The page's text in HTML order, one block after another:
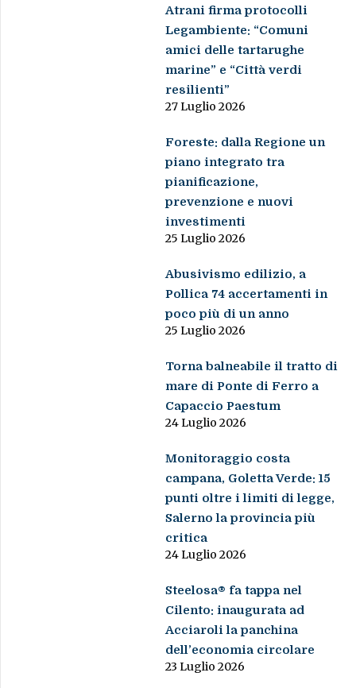
Atrani firma protocolli
Legambiente: “Comuni
amici delle tartarughe
marine” e “Città verdi
resilienti”
27 Luglio 2026
Foreste: dalla Regione un
piano integrato tra
pianificazione,
prevenzione e nuovi
investimenti
25 Luglio 2026
Abusivismo edilizio, a
Pollica 74 accertamenti in
poco più di un anno
25 Luglio 2026
Torna balneabile il tratto di
mare di Ponte di Ferro a
Capaccio Paestum
24 Luglio 2026
Monitoraggio costa
campana, Goletta Verde: 15
punti oltre i limiti di legge,
Salerno la provincia più
critica
24 Luglio 2026
Steelosa® fa tappa nel
Cilento: inaugurata ad
Acciaroli la panchina
dell’economia circolare
23 Luglio 2026